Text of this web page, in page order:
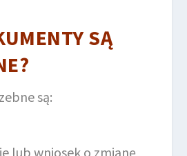
SĄ
są:
lub wniosek o zmianę